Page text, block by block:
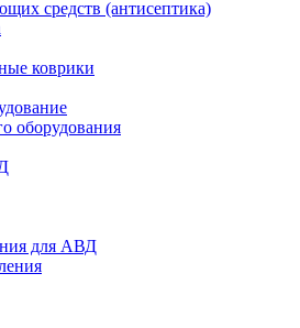
средств (антисептика)
коврики
оборудования
для АВД